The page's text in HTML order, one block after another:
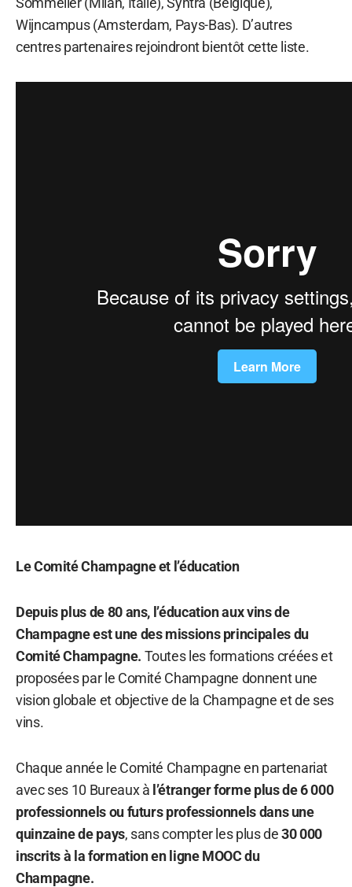
Wijncampus (Amsterdam, Pays-Bas). D’autres
centres partenaires rejoindront bientôt cette liste.
Le Comité Champagne et l’éducation
Depuis plus de 80 ans, l’éducation aux vins de
Champagne est une des missions principales du
Comité Champagne. Toutes les formations créées et
proposées par le Comité Champagne donnent une
vision globale et objective de la Champagne et de ses
vins.
Chaque année le Comité Champagne en partenariat
avec ses 10 Bureaux à l’étranger forme plus de 6 000
professionnels ou futurs professionnels dans une
quinzaine de pays, sans compter les plus de30 000
inscrits à la formation en ligne MOOC du
Champagne.